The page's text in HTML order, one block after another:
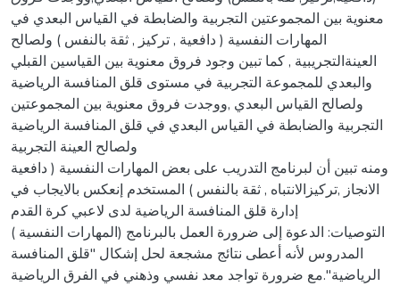
معنوية بين المجموعتين التجربية والضابطة في القياس البعدي في
المهارات النفسية ( دافعية , تركيز , ثقة بالنفس ) ولصالح
العينةالتجريبية , كما تبين وجود فروق معنوية بين القياسين القبلي
والبعدي للمجموعة التجربية في مستوى قلق المنافسة الرياضية
ولصالح القياس البعدي ,ووجدت فروق معنوية بين المجموعتين
التجربية والضابطة في القياس البعدي في قلق المنافسة الرياضية
ولصالح العينة التجربية
ومنه تبين أن لبرنامج التدريب على بعض المهارات النفسية ( دافعية
الانجاز ,تركيزالانتباه , ثقة بالنفس ) المستخدم إنعكس بالايجاب في
إدارة قلق المنافسة الرياضية لدى لاعبي كرة القدم
التوصيات: الدعوة إلى ضرورة العمل بالبرنامج (المهارات النفسية )
المدروس لأنه أعطى نتائج مشجعة لحل إشكال "قلق المنافسة
الرياضية".مع ضرورة تواجد معد نفسي وذهني في الفرق الرياضية